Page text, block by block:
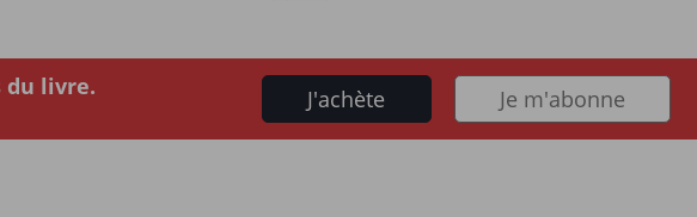
livre.
J'achète Je m'abonne